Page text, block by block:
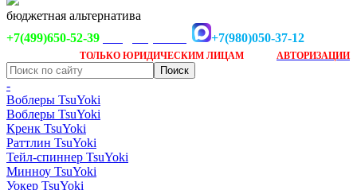
бюджетная альтернатива
+7(499)650-52-39
+7(980)050-37-12
ТОЛЬКО ЮРИДИЧЕСКИМ ЛИЦАМ АВТОРИЗАЦИИ
-
Воблеры TsuYoki
Воблеры TsuYoki
Кренк TsuYoki
Раттлин TsuYoki
Тейл-спиннер TsuYoki
Минноу TsuYoki
Уокер TsuYoki